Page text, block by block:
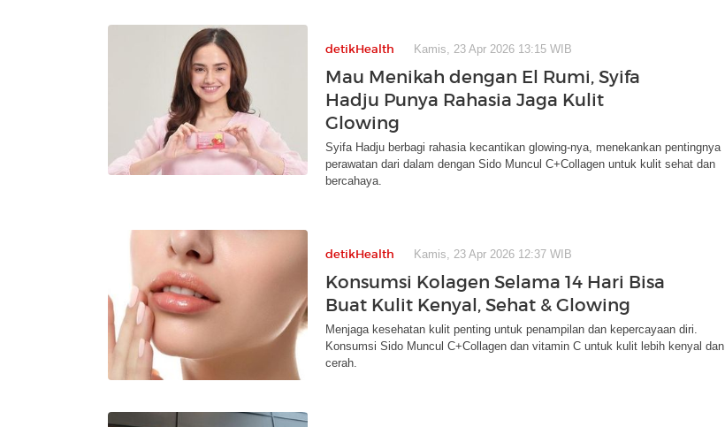
detikHealth Kamis, 23 Apr 2026 13:15 WIB
Mau Menikah dengan El Rumi, Syifa
Hadju Punya Rahasia Jaga Kulit
Glowing
Syifa Hadju berbagi rahasia kecantikan glowing-nya, menekankan pentingnya
perawatan dari dalam dengan Sido Muncul C+Collagen untuk kulit sehat dan
bercahaya.
detikHealth Kamis, 23 Apr 2026 12:37 WIB
Konsumsi Kolagen Selama 14 Hari Bisa
Buat Kulit Kenyal, Sehat & Glowing
Menjaga kesehatan kulit penting untuk penampilan dan kepercayaan diri.
Konsumsi Sido Muncul C+Collagen dan vitamin C untuk kulit lebih kenyal dan
cerah.